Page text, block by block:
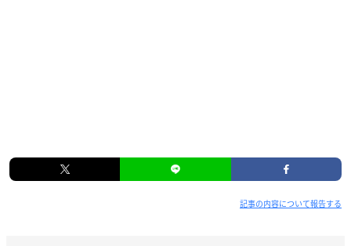
記事の内容について報告する